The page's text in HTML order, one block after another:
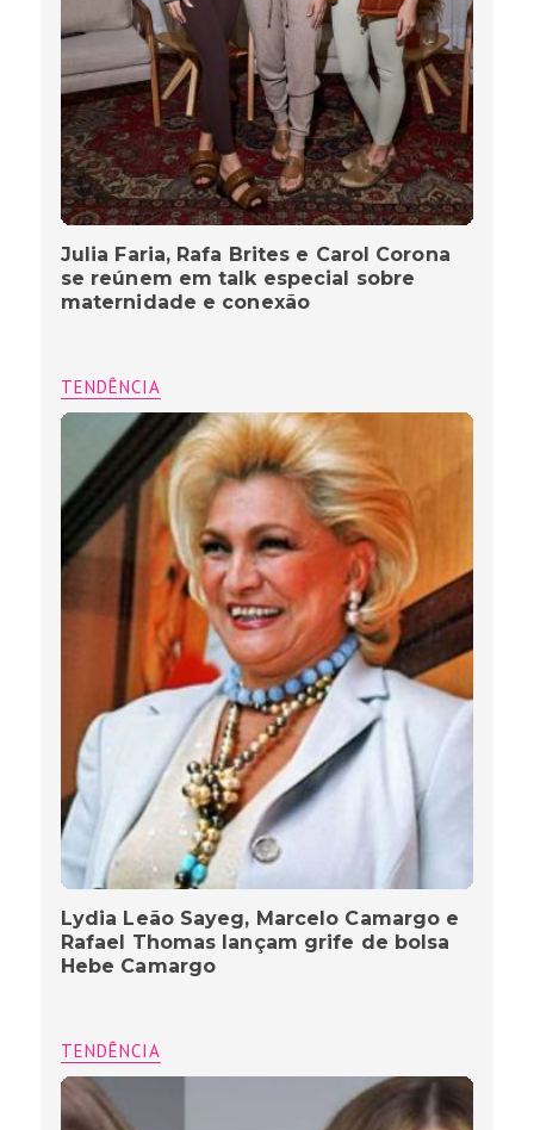
Julia Faria, Rafa Brites e Carol Corona
se reúnem em talk especial sobre
maternidade e conexão
TENDÊNCIA
Lydia Leão Sayeg, Marcelo Camargo e
Rafael Thomas lançam grife de bolsa
Hebe Camargo
TENDÊNCIA